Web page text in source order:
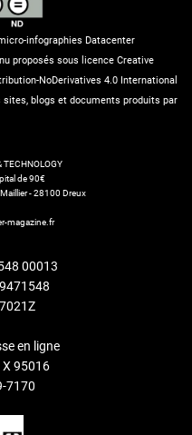
infographies Datacenter
proposés sous licence Creative
NoDerivatives 4.0 International
blogs et documents produits par
TECHNOLOGY
de 90€
- 28100 Dreux
magazine.fr
00013
en ligne
X 95016
7170